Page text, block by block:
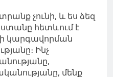
չունի, և ես ձեզ
հետևում է
կարգավորման
Ինչ
մենք